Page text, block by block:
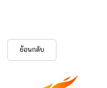
ย้อนกลับ